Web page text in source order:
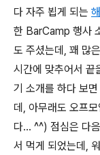
다 자주 뵙게 되는
한 BarCamp 행사
도 주셨는데, 꽤 많
시간에 맞추어서
기 소개를 하다 보
데, 아무래도 오프
다… ^^) 점심은 다음
서 먹게 되었는데,